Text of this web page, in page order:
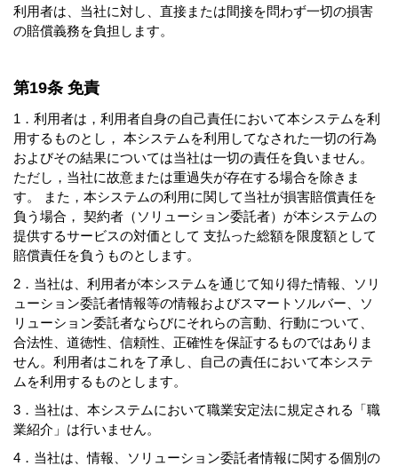
利用者は、当社に対し、直接または間接を問わず一切の損害
の賠償義務を負担します。
第19条 免責
1．利用者は，利用者自身の自己責任において本システムを利
用するものとし， 本システムを利用してなされた一切の行為
およびその結果については当社は一切の責任を負いません。
ただし，当社に故意または重過失が存在する場合を除きま
す。 また，本システムの利用に関して当社が損害賠償責任を
負う場合， 契約者（ソリューション委託者）が本システムの
提供するサービスの対価として 支払った総額を限度額として
賠償責任を負うものとします。
2．当社は、利用者が本システムを通じて知り得た情報、ソリ
ューション委託者情報等の情報およびスマートソルバー、ソ
リューション委託者ならびにそれらの言動、行動について、
合法性、道徳性、信頼性、正確性を保証するものではありま
せん。利用者はこれを了承し、自己の責任において本システ
ムを利用するものとします。
3．当社は、本システムにおいて職業安定法に規定される「職
業紹介」は行いません。
4．当社は、情報、ソリューション委託者情報に関する個別の